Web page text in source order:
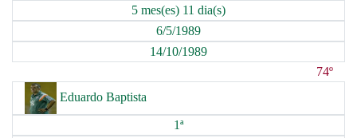
5 mes(es) 11 dia(s)
6/5/1989
14/10/1989
74º
Eduardo Baptista
1ª